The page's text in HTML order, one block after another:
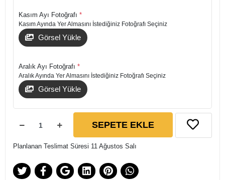
Kasım Ayı Fotoğrafı *
Kasım Ayında Yer Almasını İstediğiniz Fotoğrafı Seçiniz
Görsel Yükle
Aralık Ayı Fotoğrafı *
Aralık Ayında Yer Almasını İstediğiniz Fotoğrafı Seçiniz
Görsel Yükle
SEPETE EKLE
Planlanan Teslimat Süresi 11 Ağustos Salı